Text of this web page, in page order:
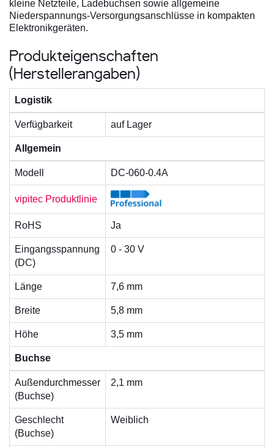
kleine Netzteile, Ladebuchsen sowie allgemeine
Niederspannungs-Versorgungsanschlüsse in kompakten
Elektronikgeräten.
Produkteigenschaften
(Herstellerangaben)
Logistik
Verfügbarkeit auf Lager
Allgemein
Modell DC-060-0.4A
vipitec Produktlinie
RoHS Ja
Eingangsspannung
(DC)
0 - 30 V
Länge 7,6 mm
Breite 5,8 mm
Höhe 3,5 mm
Buchse
Außendurchmesser
(Buchse)
2,1 mm
Geschlecht
(Buchse)
Weiblich